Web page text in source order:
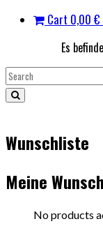
Cart 0,00 €
Es
Wunschliste
Meine
No products